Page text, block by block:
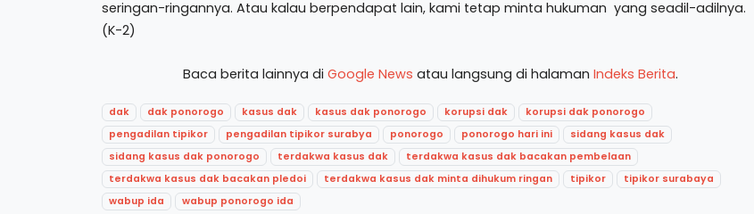
seringan-ringannya. Atau kalau berpendapat lain, kami tetap minta hukuman yang seadil-adilnya.
(K-2)
Baca berita lainnya di Google News atau langsung di halaman Indeks Berita.
dak dak ponorogo kasus dak kasus dak ponorogo korupsi dak
korupsi dak ponorogo
pengadilan tipikor
pengadilan tipikor surabya ponorogo ponorogo hari ini
sidang kasus dak
sidang kasus dak ponorogo
terdakwa kasus dak
terdakwa kasus dak bacakan pembelaan
terdakwa kasus dak bacakan pledoi
terdakwa kasus dak minta dihukum ringan tipikor
tipikor surabaya
wabup ida
wabup ponorogo ida